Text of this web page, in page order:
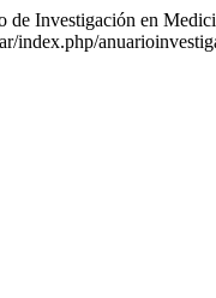
de Investigación en
index.php/